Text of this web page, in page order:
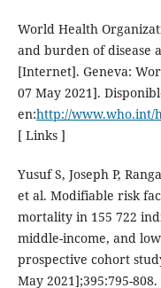
World Health
and burden of disease
[Internet]. Geneva:
07 May 2021].
en:http://www.who.int/
[ Links ]
Yusuf S, Joseph P,
et al. Modifiable risk
mortality in 155 722
middle-income, and
prospective cohort
May 2021];395:795-